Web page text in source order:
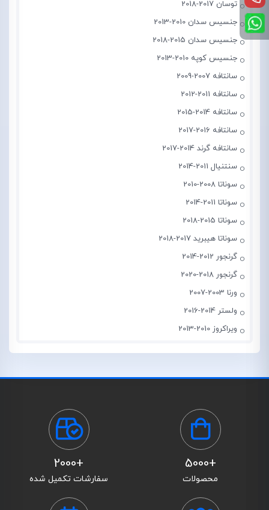
توسان 2017-2018
جنسیس سدان 2010-2013
جنسیس سدان 2015-2018
جنسیس کوپه 2010-2013
سانتافه 2007-2009
سانتافه 2011-2012
سانتافه 2014-2015
سانتافه 2016-2017
سانتافه گرند 2014-2017
سنتنیال 2011-2014
سوناتا 2008-2010
سوناتا 2011-2014
سوناتا 2015-2018
سوناتا هیبرید 2017-2018
گرنجور 2012-2014
گرنجور 2018-2020
ورنا 2003-2007
ولستر 2014-2016
ویراکروز 2010-2013
+5000
محصولات
+2000
سفارشات تکمیل شده